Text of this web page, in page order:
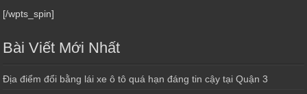
[/wpts_spin]
Bài Viết Mới Nhất
Địa điểm đổi bằng lái xe ô tô quá hạn đáng tin cậy tại Quận 3